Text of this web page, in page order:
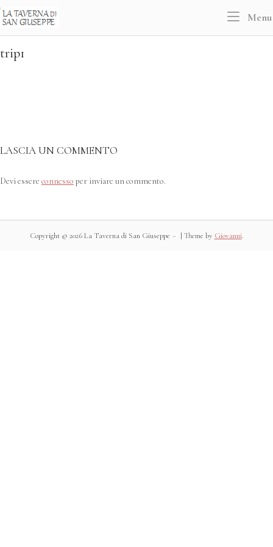
Skip
to
content
Home Menu
trip1
LASCIA UN COMMENTO
Devi essere connesso per inviare un commento.
Copyright © 2026 La Taverna di San Giuseppe | Theme by Giovanni.